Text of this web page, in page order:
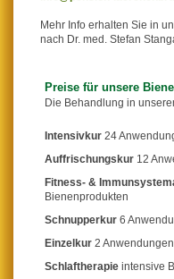
Mehr Info erhalten Sie in
nach Dr. med. Stefan
Preise für unsere
Die Behandlung in
Intensivkur24
Auffrischungskur12
Fitness- &
Bienenprodukten
Schnupperkur6
Einzelkur2 Anwendungen
Schlaftherapieintensive